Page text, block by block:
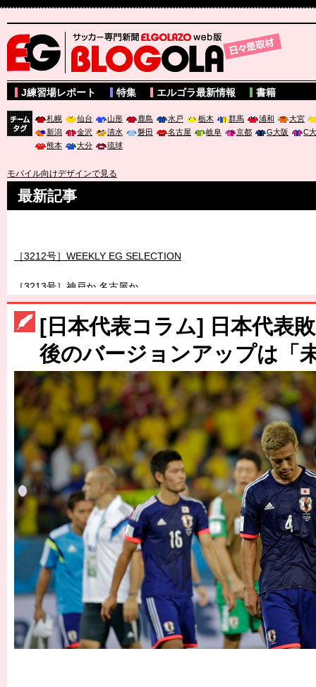
サッカー専門新聞ELGOLAZO web版 BLOGOLA
J練習場レポート 特集 エルゴラ最新情報 書籍
札幌 仙台 山形 鹿島 水戸 栃木 群馬 浦和
大宮
新潟
金沢 清水 磐田 名古屋 岐阜 京都 G大阪
C
熊本
大分 琉球
モバイル向けデザインで見る
最新記事
［3212号］WEEKLY EG SELECTION
［3213号］神戸か 名古屋か
［3214号］WEST制覇
［3215号］WEEKLY EG SELECTION
［3216号］行く末占うラストワン
［3217号］最高の景色へ出国
［3218号］WEEKLY EG SELECTION
［3219号］特別な覇者へ 大逆転か連破か
［3220号］伝説の王者、黄金のシャーレ
[日本代表コラム] 日本代表
後のバージョンアップは「